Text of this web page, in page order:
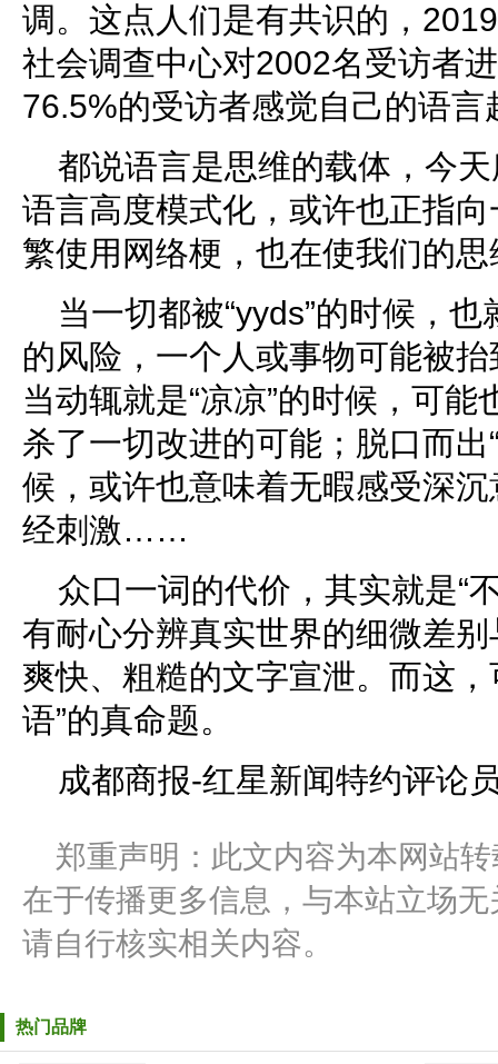
调。这点人们是有共识的，
社会调查中心对2002名受访者
76.5%的受访者感觉自己的语言
都说语言是思维的载体，今天
语言高度模式化，或许也正指
繁使用网络梗，也在使我们的
当一切都被“yyds”的时候，
的风险，一个人或事物可能被
当动辄就是“凉凉”的时候，可
杀了一切改进的可能；脱口而出
候，或许也意味着无暇感受深
经刺激……
众口一词的代价，其实就是
有耐心分辨真实世界的细微差
爽快、粗糙的文字宣泄。而这
语”的真命题。
成都商报-红星新闻特约评论
郑重声明：此文内容为本网站
在于传播更多信息，与本站立场
请自行核实相关内容。
热门品牌